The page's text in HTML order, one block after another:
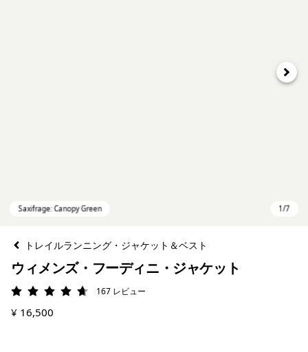
次へ
トレイルランニング・ジャケット＆ベスト
ウィメンズ・フーディニ・ジャケット
評価: 4.7 / 5167 レビュー
¥ 16,500